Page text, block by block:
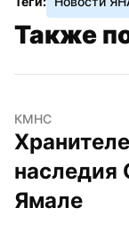
Также
КМНС
наследия
Ямале